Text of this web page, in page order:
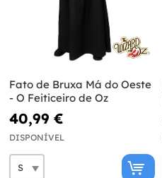
Fato de Bruxa Má do Oeste
- O Feiticeiro de Oz
40,99 €
DISPONÍVEL